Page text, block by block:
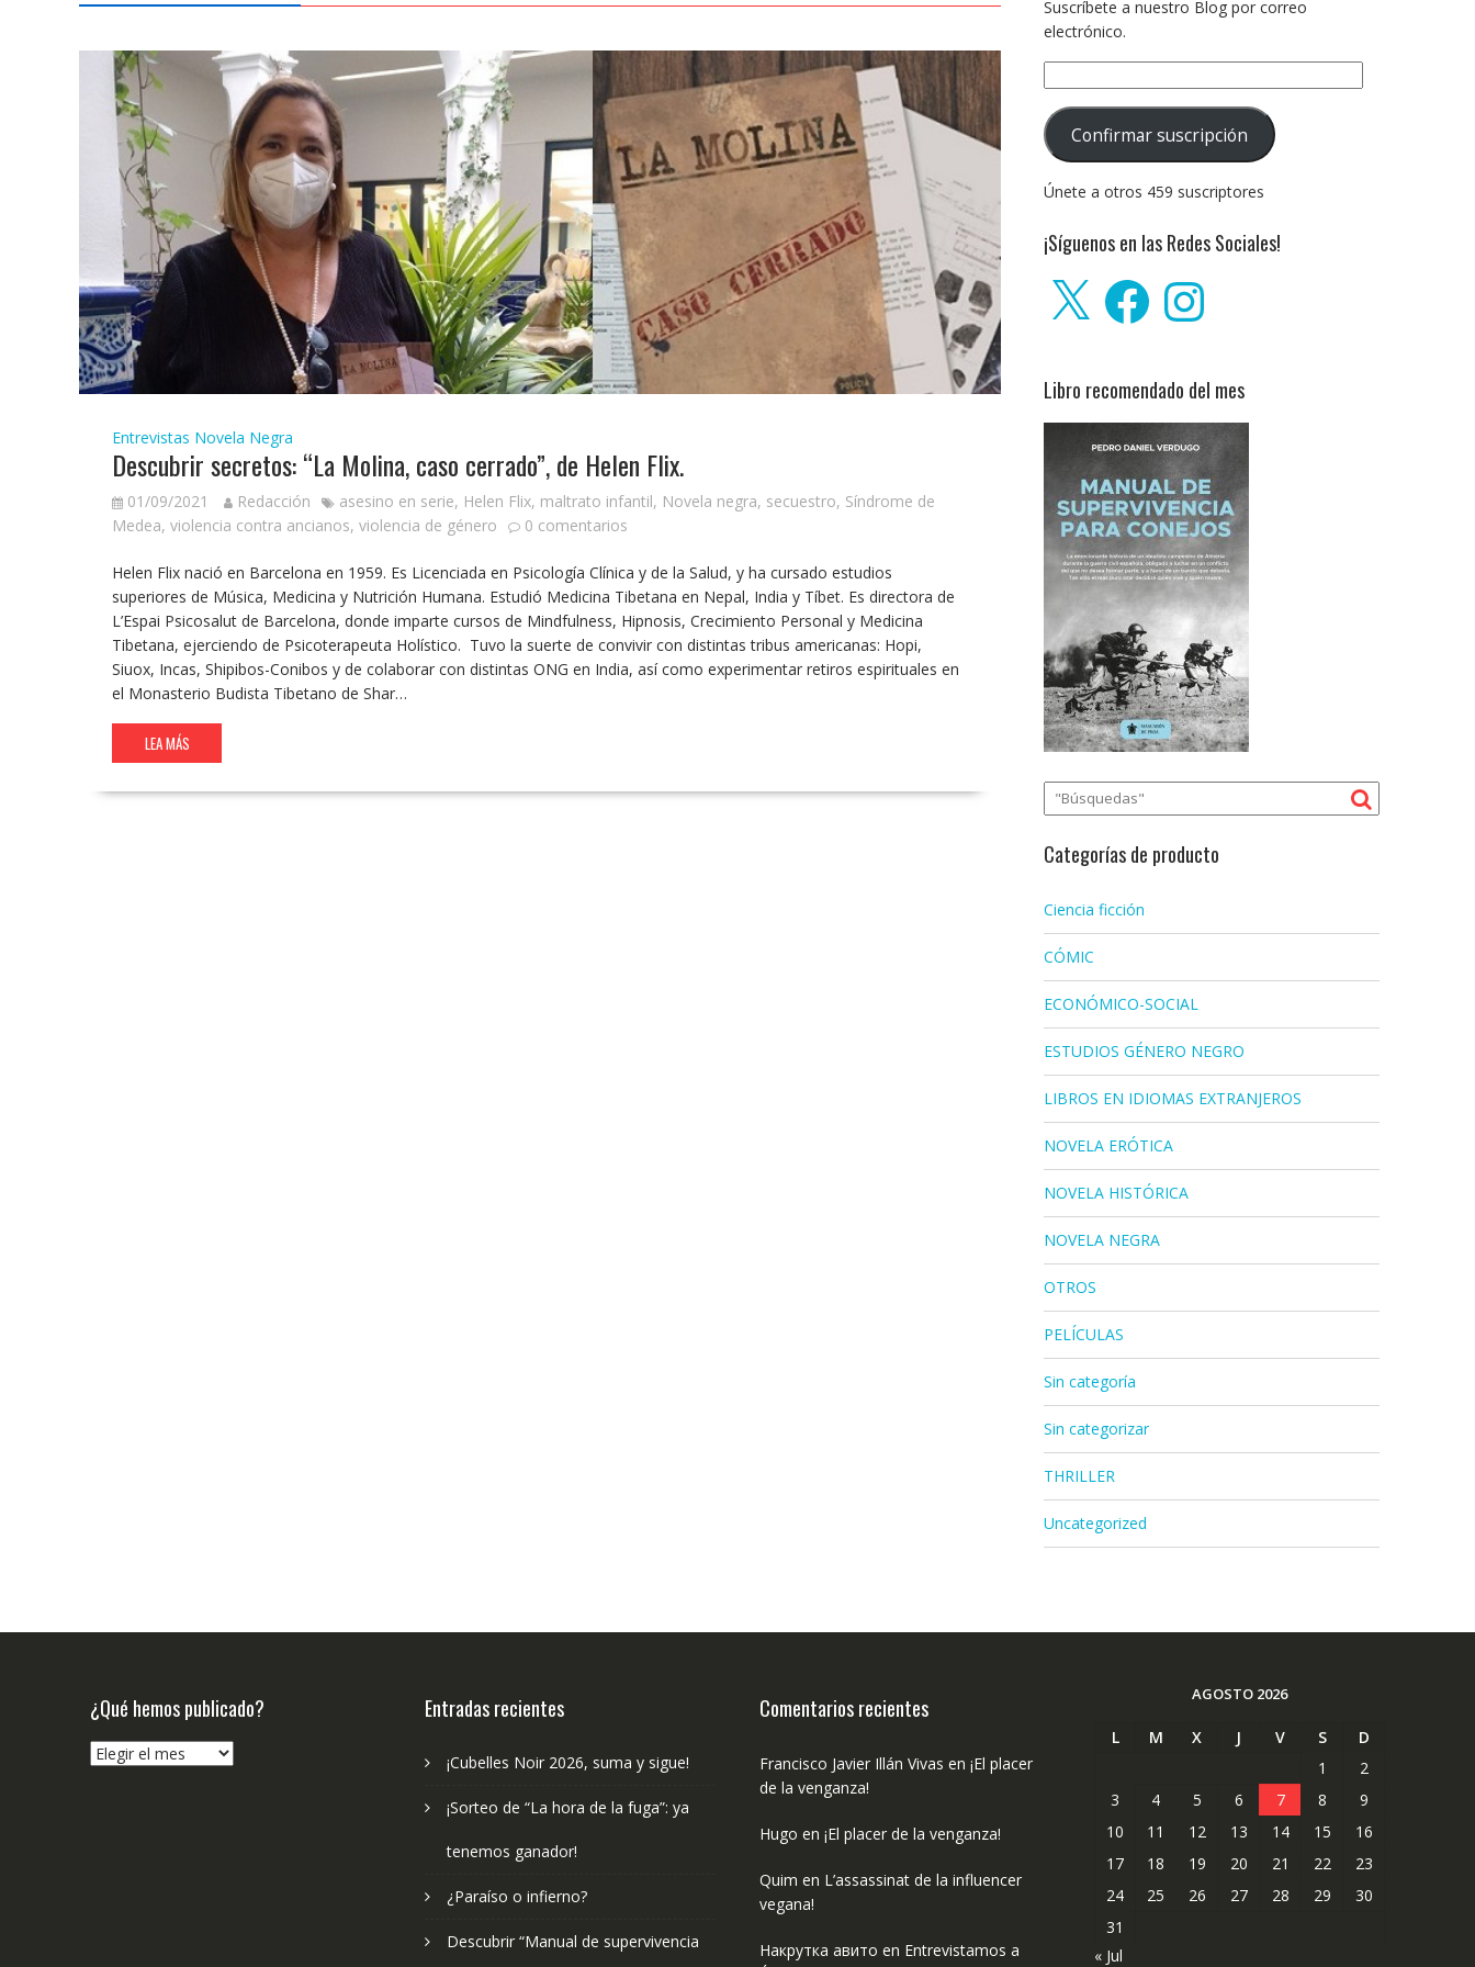
Entrevistas Novela Negra
Descubrir secretos: “La Molina, caso cerrado”, de Helen Flix.
01/09/2021 Redacción asesino en serie, Helen Flix, maltrato infantil, Novela negra, secuestro, Síndrome de
Medea, violencia contra ancianos, violencia de género 0 comentarios
Helen Flix nació en Barcelona en 1959. Es Licenciada en Psicología Clínica y de la Salud, y ha cursado estudios
superiores de Música, Medicina y Nutrición Humana. Estudió Medicina Tibetana en Nepal, India y Tíbet. Es directora de
L’Espai Psicosalut de Barcelona, donde imparte cursos de Mindfulness, Hipnosis, Crecimiento Personal y Medicina
Tibetana, ejerciendo de Psicoterapeuta Holístico. Tuvo la suerte de convivir con distintas tribus americanas: Hopi,
Siuox, Incas, Shipibos-Conibos y de colaborar con distintas ONG en India, así como experimentar retiros espirituales en
el Monasterio Budista Tibetano de Shar…
LEA MÁS
Suscríbete a nuestro Blog por correo
electrónico.
de
correo
electrónico:
Confirmar suscripción
Únete a otros 459 suscriptores
¡Síguenos en las Redes Sociales!
FacebookInstagram
Libro recomendado del mes
Categorías de producto
Ciencia ficción
CÓMIC
ECONÓMICO-SOCIAL
ESTUDIOS GÉNERO NEGRO
LIBROS EN IDIOMAS EXTRANJEROS
NOVELA ERÓTICA
NOVELA HISTÓRICA
NOVELA NEGRA
OTROS
PELÍCULAS
Sin categoría
Sin categorizar
THRILLER
Uncategorized
¿Qué hemos publicado?
¿Qué
Entradas recientes
¡Cubelles Noir 2026, suma y sigue!
¡Sorteo de “La hora de la fuga”: ya
tenemos ganador!
¿Paraíso o infierno?
Descubrir “Manual de supervivencia
Comentarios recientes
Francisco Javier Illán Vivas en ¡El placer
de la venganza!
Hugo en ¡El placer de la venganza!
Quim en L’assassinat de la influencer
vegana!
Накрутка авито en Entrevistamos a
AGOSTO 2026
L M X J V S
D
1
2
3
4 5 6 7 8
9
10
11 12 13 14 15
16
17
18 19 20 21 22
23
24
25 26 27 28 29
30
31
« Jul